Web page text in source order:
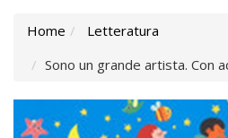
Home
Letteratura
Sono un grande artista. Con